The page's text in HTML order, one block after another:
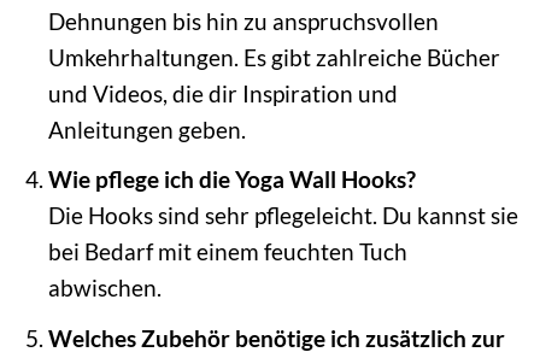
Dehnungen bis hin zu anspruchsvollen
Umkehrhaltungen. Es gibt zahlreiche Bücher
und Videos, die dir Inspiration und
Anleitungen geben.
Wie pflege ich die Yoga Wall Hooks?
Die Hooks sind sehr pflegeleicht. Du kannst sie
bei Bedarf mit einem feuchten Tuch
abwischen.
Welches Zubehör benötige ich zusätzlich zur